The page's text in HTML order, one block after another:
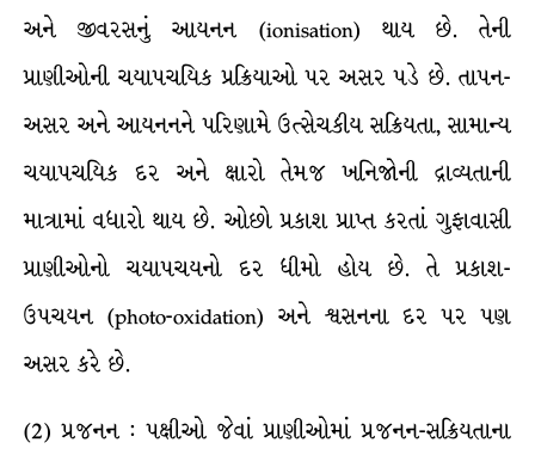
અને જીવરસનું આયનન (ionisation) થાય છે. તેની
પ્રાણીઓની ચયાપચયિક પ્રક્રિયાઓ પર અસર પડે છે. તાપન-
અસર અને આયનનને પરિણામે ઉત્સેચકીય સક્રિયતા, સામાન્ય
ચયાપચયિક દર અને ક્ષારો તેમજ ખનિજોની દ્રાવ્યતાની
માત્રામાં વધારો થાય છે. ઓછો પ્રકાશ પ્રાપ્ત કરતાં ગુફાવાસી
પ્રાણીઓનો ચયાપચયનો દર ધીમો હોય છે. તે પ્રકાશ-
ઉપચયન (photo-oxidation) અને શ્વસનના દર પર પણ
અસર કરે છે.
(2) પ્રજનન : પક્ષીઓ જેવાં પ્રાણીઓમાં પ્રજનન-સક્રિયતાના